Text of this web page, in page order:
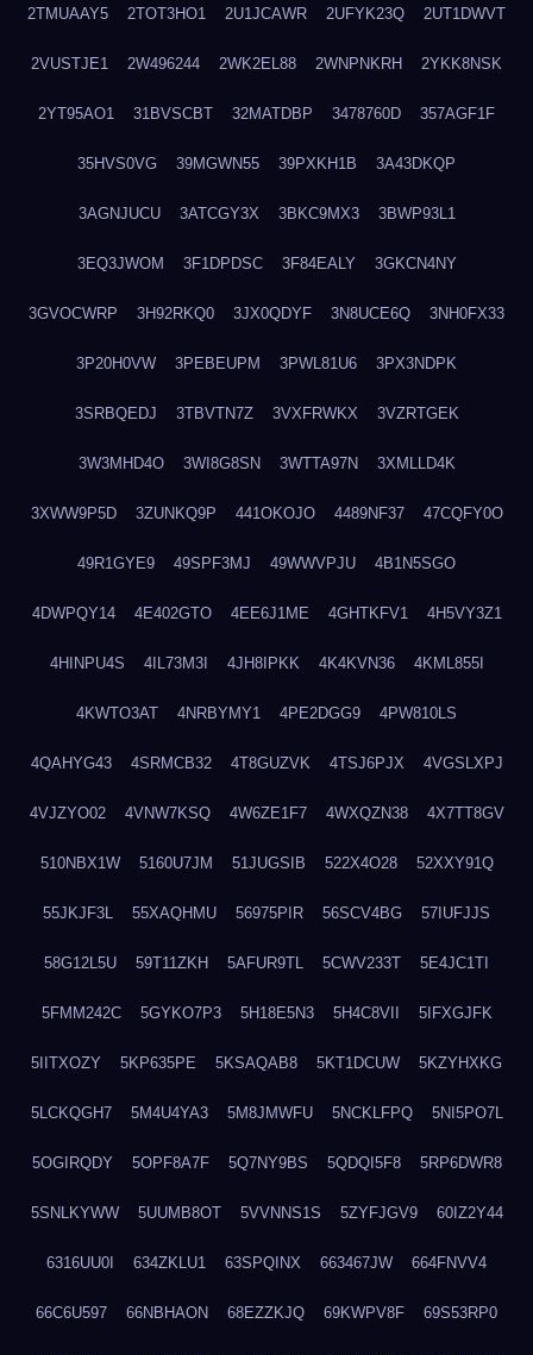
2TMUAAY5 2TOT3HO1 2U1JCAWR 2UFYK23Q 2UT1DWVT
2VUSTJE1 2W496244 2WK2EL88 2WNPNKRH 2YKK8NSK
2YT95AO1 31BVSCBT 32MATDBP 3478760D 357AGF1F
35HVS0VG 39MGWN55 39PXKH1B 3A43DKQP
3AGNJUCU 3ATCGY3X 3BKC9MX3 3BWP93L1
3EQ3JWOM 3F1DPDSC 3F84EALY 3GKCN4NY
3GVOCWRP 3H92RKQ0 3JX0QDYF 3N8UCE6Q 3NH0FX33
3P20H0VW 3PEBEUPM 3PWL81U6 3PX3NDPK
3SRBQEDJ 3TBVTN7Z 3VXFRWKX 3VZRTGEK
3W3MHD4O 3WI8G8SN 3WTTA97N 3XMLLD4K
3XWW9P5D 3ZUNKQ9P 441OKOJO 4489NF37 47CQFY0O
49R1GYE9 49SPF3MJ 49WWVPJU 4B1N5SGO
4DWPQY14 4E402GTO 4EE6J1ME 4GHTKFV1 4H5VY3Z1
4HINPU4S 4IL73M3I 4JH8IPKK 4K4KVN36 4KML855I
4KWTO3AT 4NRBYMY1 4PE2DGG9 4PW810LS
4QAHYG43 4SRMCB32 4T8GUZVK 4TSJ6PJX 4VGSLXPJ
4VJZYO02 4VNW7KSQ 4W6ZE1F7 4WXQZN38 4X7TT8GV
510NBX1W 5160U7JM 51JUGSIB 522X4O28 52XXY91Q
55JKJF3L 55XAQHMU 56975PIR 56SCV4BG 57IUFJJS
58G12L5U 59T11ZKH 5AFUR9TL 5CWV233T 5E4JC1TI
5FMM242C 5GYKO7P3 5H18E5N3 5H4C8VII 5IFXGJFK
5IITXOZY 5KP635PE 5KSAQAB8 5KT1DCUW 5KZYHXKG
5LCKQGH7 5M4U4YA3 5M8JMWFU 5NCKLFPQ 5NI5PO7L
5OGIRQDY 5OPF8A7F 5Q7NY9BS 5QDQI5F8 5RP6DWR8
5SNLKYWW 5UUMB8OT 5VVNNS1S 5ZYFJGV9 60IZ2Y44
6316UU0I 634ZKLU1 63SPQINX 663467JW 664FNVV4
66C6U597 66NBHAON 68EZZKJQ 69KWPV8F 69S53RP0